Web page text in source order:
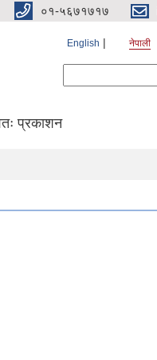
०१-५६७१७१७
English नेपाली
प्रकाशन